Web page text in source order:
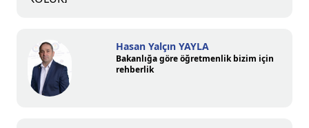
Hasan Yalçın YAYLA
Bakanlığa göre öğretmenlik bizim için
rehberlik